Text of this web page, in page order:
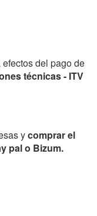
efectos del pago de
técnicas - ITV
ycomprar el
pal o Bizum.